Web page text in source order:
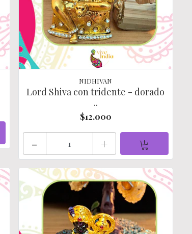
NIDHIVAN
Lord Shiva con tridente - dorado
..
$12.000
- +